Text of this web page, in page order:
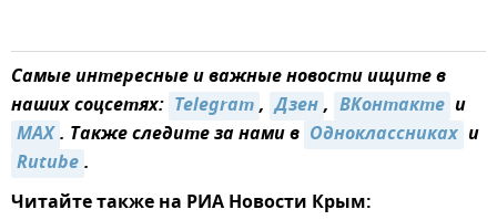
Самые интересные и важные новости ищите в
наших соцсетях: Telegram, Дзен, ВКонтакте и
MAX. Также следите за нами в Одноклассниках и
Rutube.
Читайте также на РИА Новости Крым: